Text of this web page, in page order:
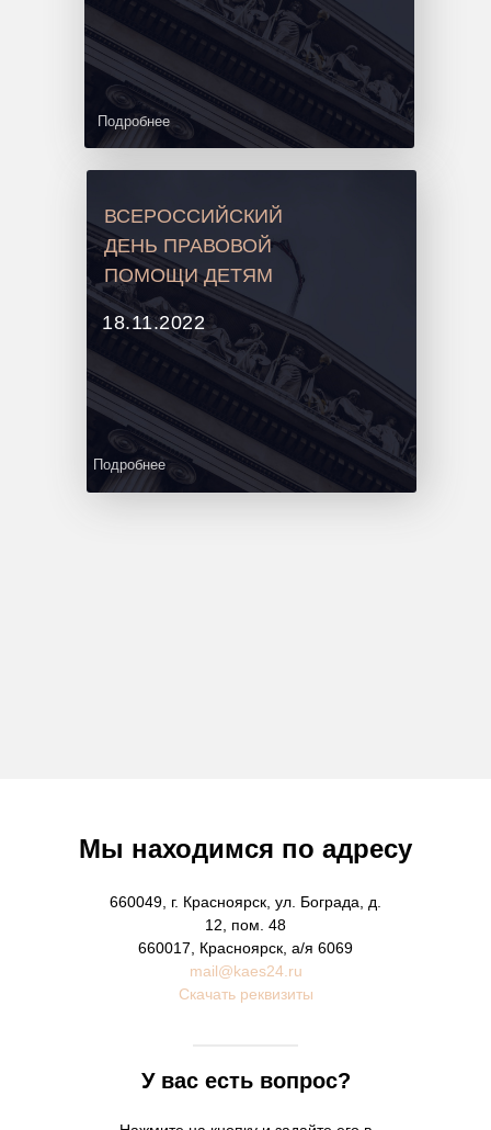
Подробнее
18.11.2022
Подробнее
ВСЕРОССИЙСКИЙ
ДЕНЬ ПРАВОВОЙ
ПОМОЩИ ДЕТЯМ
660049, г. Красноярск, ул. Бограда, д.
12, пом. 48
660017, Красноярск, а/я 6069
mail@kaes24.ru
Скачать реквизиты
Мы находимся по адресу
У вас есть вопрос?